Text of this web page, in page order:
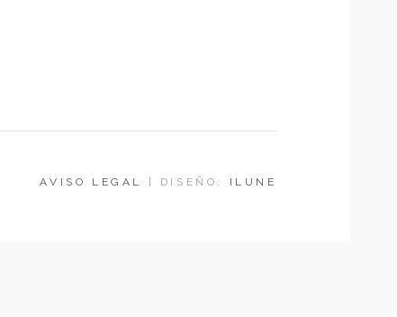
AVISO LEGAL | DISEÑO: ILUNE